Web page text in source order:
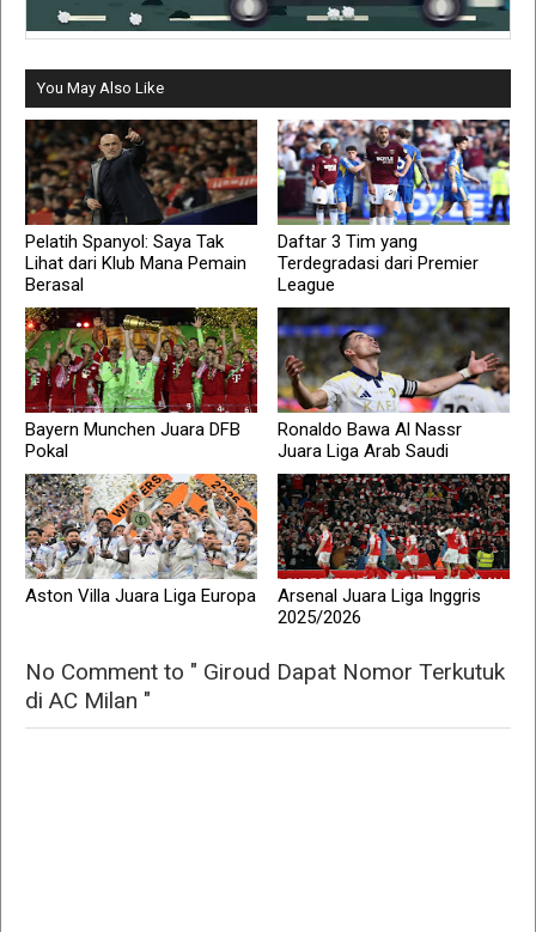
You May Also Like
Pelatih Spanyol: Saya Tak
Lihat dari Klub Mana Pemain
Berasal
Daftar 3 Tim yang
Terdegradasi dari Premier
League
Bayern Munchen Juara DFB
Pokal
Ronaldo Bawa Al Nassr
Juara Liga Arab Saudi
Aston Villa Juara Liga Europa
Arsenal Juara Liga Inggris
2025/2026
No Comment to " Giroud Dapat Nomor Terkutuk
di AC Milan "